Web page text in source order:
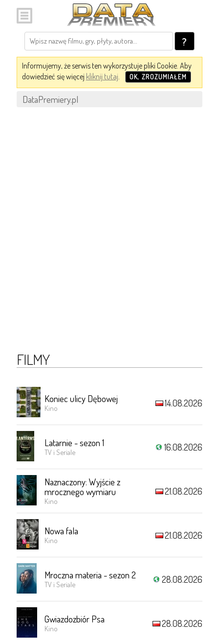
?
Informujemy, że serwis ten wykorzystuje pliki Cookie. Aby
dowiedzieć się więcej kliknij tutaj. OK, ZROZUMIAŁEM
DataPremiery.pl
FILMY
Koniec ulicy Dębowej
Kino 14.08.2026
Latarnie - sezon 1
TV i Seriale 16.08.2026
Naznaczony: Wyjście z
mrocznego wymiaru
Kino
21.08.2026
Nowa fala
Kino 21.08.2026
Mroczna materia - sezon 2
TV i Seriale 28.08.2026
Gwiazdozbiór Psa
Kino 28.08.2026